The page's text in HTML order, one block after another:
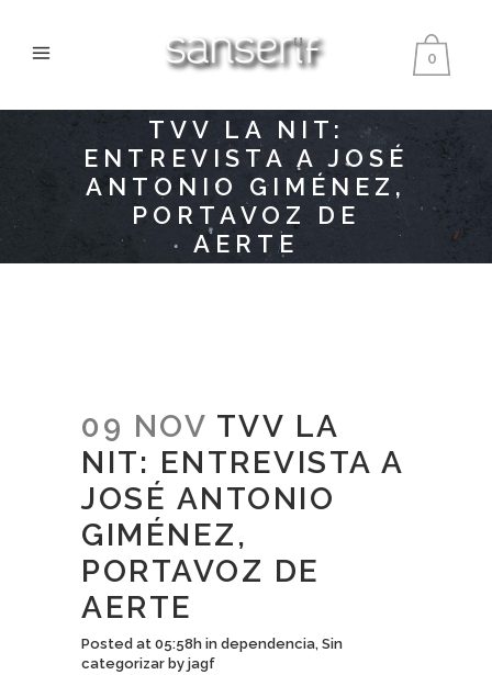
0
TVV LA NIT:
ENTREVISTA A JOSÉ
ANTONIO GIMÉNEZ,
PORTAVOZ DE
AERTE
09 NOV TVV LA
NIT: ENTREVISTA A
JOSÉ ANTONIO
GIMÉNEZ,
PORTAVOZ DE
AERTE
Posted at 05:58h in dependencia, Sin
categorizar by jagf